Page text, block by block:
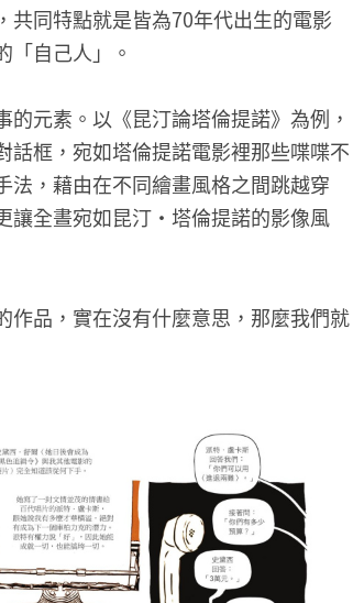
共同特點就是皆為70年代出生的電影
「自己人」。
元素。以《昆汀論塔倫提諾》為例，
框，宛如塔倫提諾電影裡那些喋喋不
，藉由在不同繪畫風格之間跳越穿
讓全晝宛如昆汀・塔倫提諾的影像風
作品，實在沒有什麼意思，那麼我們就